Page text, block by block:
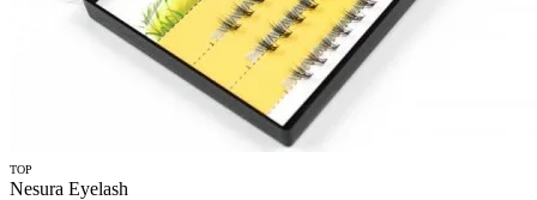
TOP
Nesura Eyelash